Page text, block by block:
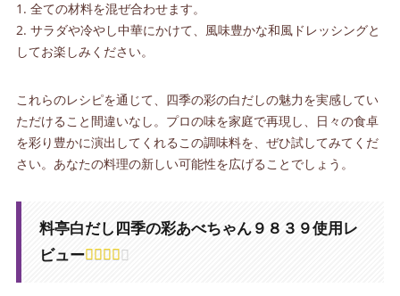
全ての材料を混ぜ合わせます。
サラダや冷やし中華にかけて、風味豊かな和風ドレッシングと
してお楽しみください。
これらのレシピを通じて、四季の彩の白だしの魅力を実感してい
ただけること間違いなし。プロの味を家庭で再現し、日々の食卓
を彩り豊かに演出してくれるこの調味料を、ぜひ試してみてくだ
さい。あなたの料理の新しい可能性を広げることでしょう。
料亭白だし四季の彩あべちゃん９８３９使用レ
ビュー